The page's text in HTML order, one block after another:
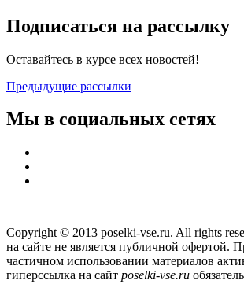
Подписаться на рассылку
Оставайтесь в курсе всех новостей!
Предыдущие рассылки
Мы в социальных сетях
Copyright © 2013 poselki-vse.ru. All rights
на сайте не является публичной офертой.
частичном использовании материалов
гиперссылка на сайт poselki-vse.ru​